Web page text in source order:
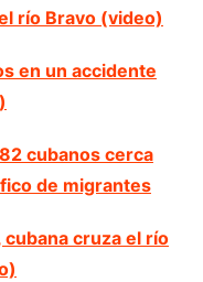
río Bravo (video)
en un accidente
cubanos cerca
de migrantes
cruza el río